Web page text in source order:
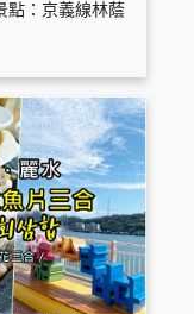
點：京義線林蔭